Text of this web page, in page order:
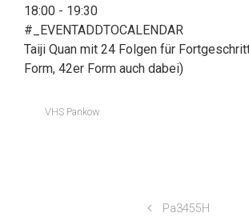
18:00 - 19:30
#_EVENTADDTOCALENDAR
Taiji Quan mit 24 Folgen für
Form, 42er Form auch dabei)
VHS Pankow
Pa3455H